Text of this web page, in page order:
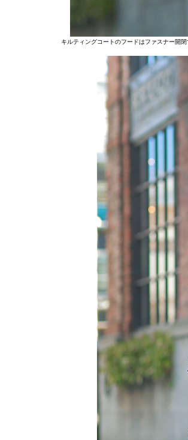
キルティングコートのフードはファスナー開